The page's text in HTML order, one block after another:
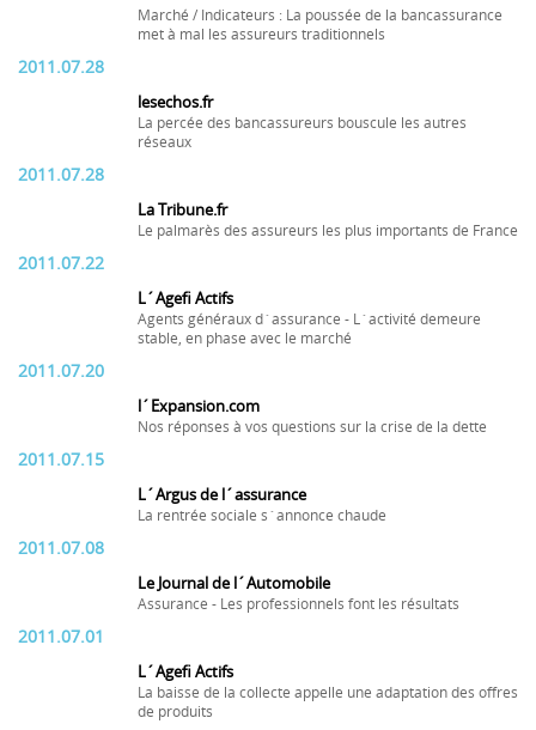
Marché / Indicateurs : La poussée de la bancassurance
met à mal les assureurs traditionnels
2011.07.28
lesechos.fr
La percée des bancassureurs bouscule les autres
réseaux
2011.07.28
La Tribune.fr
Le palmarès des assureurs les plus importants de France
2011.07.22
L´Agefi Actifs
Agents généraux d´assurance - L´activité demeure
stable, en phase avec le marché
2011.07.20
l´Expansion.com
Nos réponses à vos questions sur la crise de la dette
2011.07.15
L´Argus de l´assurance
La rentrée sociale s´annonce chaude
2011.07.08
Le Journal de l´Automobile
Assurance - Les professionnels font les résultats
2011.07.01
L´Agefi Actifs
La baisse de la collecte appelle une adaptation des offres
de produits